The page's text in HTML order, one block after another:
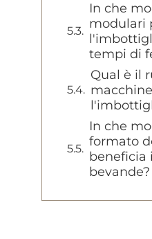
In che
modulari
tempi di
Qual è il
In che
formato
beneficia
bevande?